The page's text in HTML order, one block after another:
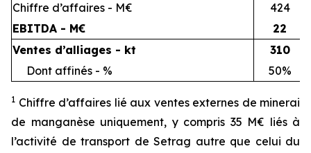
Chiffre d’affaires - M€
424
EBITDA - M€
22
Ventes d’alliages - kt
310
Dont affinés - %
50%
1 Chiffre d’affaires lié aux ventes externes de minerai
de manganèse uniquement, y compris 35 M€ liés à
l’activité de transport de Setrag autre que celui du